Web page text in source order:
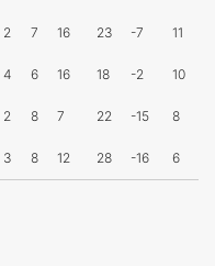
2 7 16 23 -7 11
4 6 16 18 -2 10
2 8 7 22 -15 8
3 8 12 28 -16 6